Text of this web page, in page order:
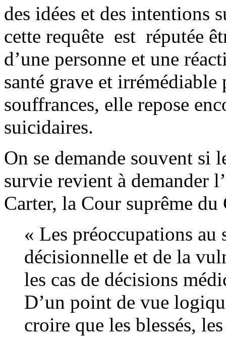
des idées et des
cette requête est réputée
d’une personne et une
santé grave et
souffrances, elle repose
suicidaires.
On se demande souvent si
survie revient à demander
Carter, la Cour suprême du
« Les préoccupations au
décisionnelle et de la
les cas de décisions
D’un point de vue
croire que les blessés,